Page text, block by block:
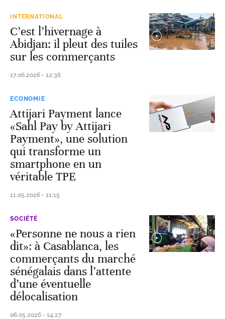
INTERNATIONAL
C’est l’hivernage à
Abidjan: il pleut des tuiles
sur les commerçants
17.06.2026 - 12:36
ECONOMIE
Attijari Payment lance
«Sahl Pay by Attijari
Payment», une solution
qui transforme un
smartphone en un
véritable TPE
11.05.2026 - 11:15
SOCIÉTÉ
«Personne ne nous a rien
dit»: à Casablanca, les
commerçants du marché
sénégalais dans l’attente
d’une éventuelle
délocalisation
06.05.2026 - 14:27